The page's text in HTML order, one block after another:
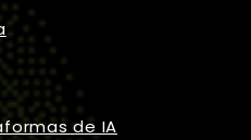
de IA